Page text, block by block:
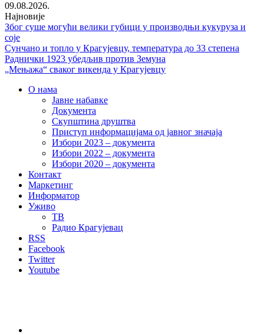
09.08.2026.
Најновије
Због суше могући велики губици у производњи кукуруза и
соје
Сунчано и топло у Крагујевцу, температура до 33 степена
Раднички 1923 убедљив против Земуна
„Мењажа“ сваког викенда у Крагујевцу
О нама
Јавне набавке
Документа
Скупштина друштва
Приступ информацијама од јавног значаја
Избори 2023 – документа
Избори 2022 – документа
Избори 2020 – документа
Контакт
Маркетинг
Информатор
Уживо
ТВ
Радио Крагујевац
RSS
Facebook
Twitter
Youtube